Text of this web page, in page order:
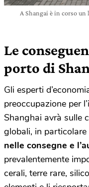
A Shangai è in corso
Le
porto di
Gli esperti
preoccupazione per
Shanghai avrà sulle
globali, in
nelle consegne e
prevalentemente
cerali, terre rare,